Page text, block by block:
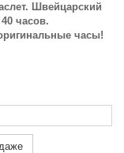
Швейцарский
часов.
часы!